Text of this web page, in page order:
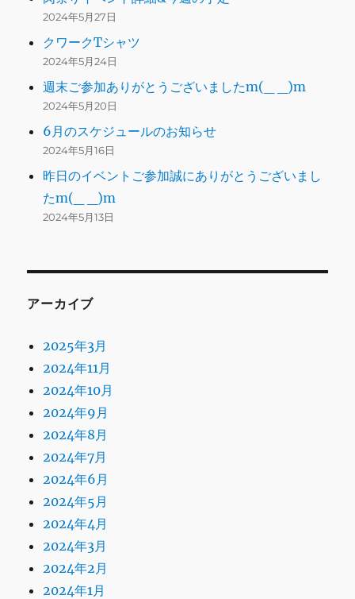
2024年5月27日
クワークTシャツ
2024年5月24日
週末ご参加ありがとうございましたm(_ _)m
2024年5月20日
6月のスケジュールのお知らせ
2024年5月16日
昨日のイベントご参加誠にありがとうございまし
たm(_ _)m
2024年5月13日
アーカイブ
2025年3月
2024年11月
2024年10月
2024年9月
2024年8月
2024年7月
2024年6月
2024年5月
2024年4月
2024年3月
2024年2月
2024年1月